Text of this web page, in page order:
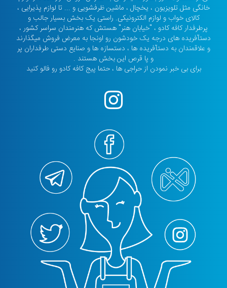
خانگی مثل تلویزیون ، یخچال ، ماشین ظرفشویی و ... تا لوازم پذیرایی ،
کالای خواب و لوازم الکترونیکی. راستی یک بخش بسیار جالب و
پرطرفدار کافه کادو ، "خیابان هنر" هستش که هنرمندان سراسر کشور ،
دستآفریده های درجه یک خودشون رو اونجا به معرض فروش میگذارند
و علاقمندان به دستآفریده ها ، دستسازه ها و صنایع دستی طرفداران پر
و پا قرص این بخش هستند .
برای بی خبر نمودن از حراجی ها ، حتما پیج کافه کادو رو فالو کنید